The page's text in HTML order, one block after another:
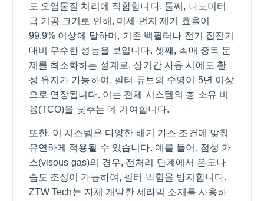
도 오염물질 처리에 적합합니다. 둘째, 나노미터
급 기공 크기로 인해, 미세 먼지 제거 효율이
99.9% 이상에 달하며, 기존 백필터나 전기 집진기
대비 우수한 성능을 보입니다. 셋째, 촉매 중독 문
제를 최소화하는 설계로, 장기간 사용 시에도 활
성 유지가 가능하여, 필터 튜브의 수명이 5년 이상
으로 연장됩니다. 이는 전체 시스템의 총 소유 비
용(TCO)을 낮추는 데 기여합니다.
또한, 이 시스템은 다양한 배기 가스 조건에 맞춰
유연하게 적용될 수 있습니다. 예를 들어, 점성 가
스(visous gas)의 경우, 전처리 단계에서 온도나
습도 조정이 가능하여, 필터 막힘을 방지합니다.
ZTW Tech는 자체 개발한 세라믹 소재를 사용하